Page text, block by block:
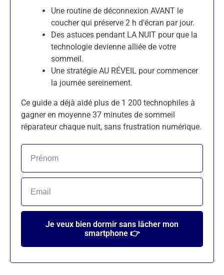
Une routine de déconnexion AVANT le
coucher qui préserve 2 h d'écran par jour.
Des astuces pendant LA NUIT pour que la
technologie devienne alliée de votre
sommeil.
Une stratégie AU RÉVEIL pour commencer
la journée sereinement.
Ce guide a déjà aidé plus de 1 200 technophiles à
gagner en moyenne 37 minutes de sommeil
réparateur chaque nuit, sans frustration numérique.
Je veux bien dormir sans lâcher mon
smartphone 👉